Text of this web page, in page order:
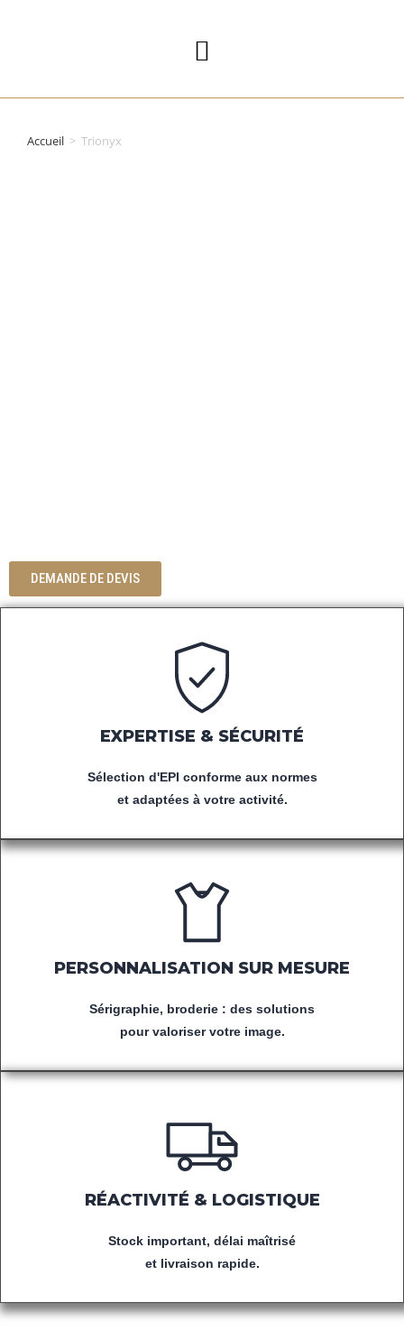
Accueil > Trionyx
DEMANDE DE DEVIS
EXPERTISE & SÉCURITÉ
Sélection d'EPI conforme aux normes
et adaptées à votre activité.
PERSONNALISATION SUR MESURE
Sérigraphie, broderie : des solutions
pour valoriser votre image.
RÉACTIVITÉ & LOGISTIQUE
Stock important, délai maîtrisé
et livraison rapide.